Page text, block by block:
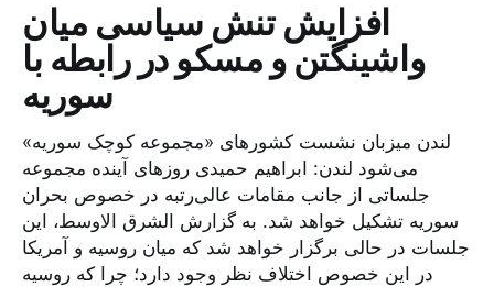
افزایش تنش سیاسی میان
واشینگتن و مسکو در رابطه با
سوریه
لندن میزبان نشست کشورهای «مجموعه کوچک سوریه»
می‌شود لندن: ابراهیم حمیدی روزهای آینده مجموعه
جلساتی از جانب مقامات عالی‌رتبه در خصوص بحران
سوریه تشکیل خواهد شد. به گزارش الشرق الاوسط، این
جلسات در حالی برگزار خواهد شد که میان روسیه و آمریکا
در این خصوص اختلاف نظر وجود دارد؛ چرا که روسیه